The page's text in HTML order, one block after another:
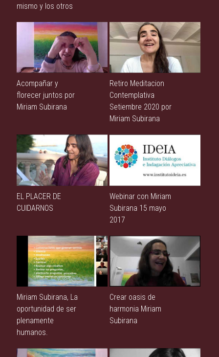
mismo y los otros
Acompañar y
florecer juntos por
Miriam Subirana
Retiro Meditacion
Contemplativa
Setiembre 2020 por
Miriam Subirana
EL PLACER DE
CUIDARNOS
Webinar con Miriam
Subirana 15 mayo
2017
Miriam Subirana, La
oportunidad de ser
plenamente
humanos.
Crear oasis de
harmonia Miriam
Subirana